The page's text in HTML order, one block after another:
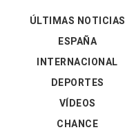
ÚLTIMAS NOTICIAS
ESPAÑA
INTERNACIONAL
DEPORTES
VÍDEOS
CHANCE